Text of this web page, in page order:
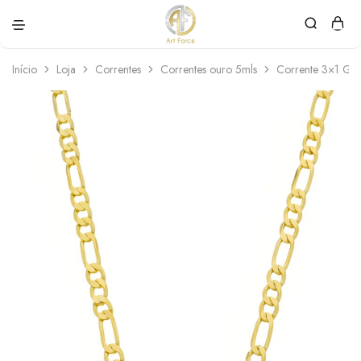
Force
personalizadas
Início Loja Correntes Correntes ouro 5mls Corrente 3×1